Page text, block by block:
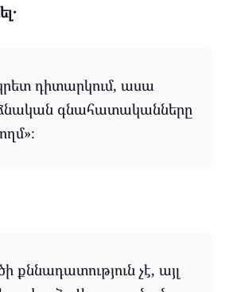
դիտարկում, ասա
գնահատականները
չէ, այլ